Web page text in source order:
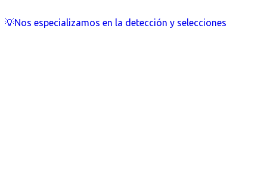
💡Nos especializamos en la detección y selecciones